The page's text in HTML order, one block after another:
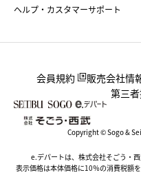
ヘルプ・カスタマーサポート
会員規約 販売会社情
第三
Copyright © Sogo &
e.デパートは、株式会社そごう・
表示価格は本体価格に10％の消費税額